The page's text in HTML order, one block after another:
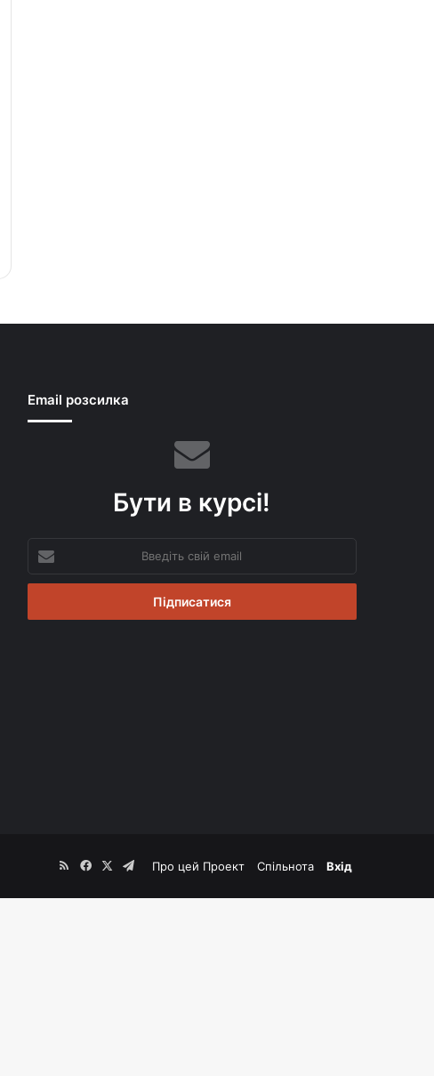
Email розсилка
Бути в курсі!
свій
email
Про цей Проект Спільнота Вхід
RSSFacebookTelegram